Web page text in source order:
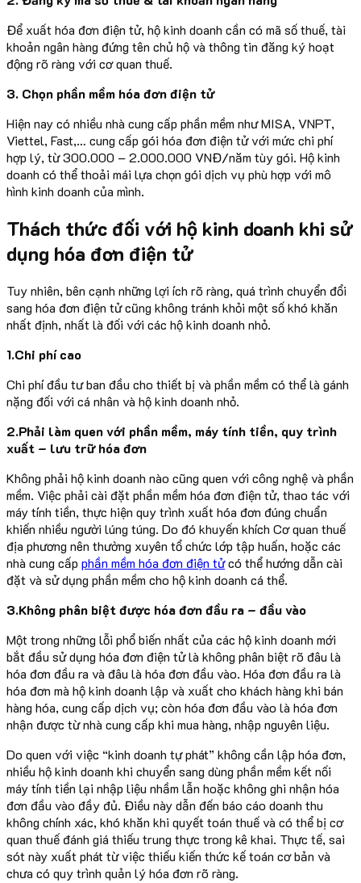
Để xuất hóa đơn điện tử, hộ kinh doanh cần có mã số thuế, tài
khoản ngân hàng đứng tên chủ hộ và thông tin đăng ký hoạt
động rõ ràng với cơ quan thuế.
3. Chọn phần mềm hóa đơn điện tử
Hiện nay có nhiều nhà cung cấp phần mềm như MISA, VNPT,
Viettel, Fast,… cung cấp gói hóa đơn điện tử với mức chi phí
hợp lý, từ 300.000 – 2.000.000 VNĐ/năm tùy gói. Hộ kinh
doanh có thể thoải mái lựa chọn gói dịch vụ phù hợp với mô
hình kinh doanh của mình.
Thách thức đối với hộ kinh doanh khi sử
dụng hóa đơn điện tử
Tuy nhiên, bên cạnh những lợi ích rõ ràng, quá trình chuyển đổi
sang hóa đơn điện tử cũng không tránh khỏi một số khó khăn
nhất định, nhất là đối với các hộ kinh doanh nhỏ.
1.Chi phí cao
Chi phí đầu tư ban đầu cho thiết bị và phần mềm có thể là gánh
nặng đối với cá nhân và hộ kinh doanh nhỏ.
2.Phải làm quen với phần mềm, máy tính tiền, quy trình
xuất – lưu trữ hóa đơn
Không phải hộ kinh doanh nào cũng quen với công nghệ và phần
mềm. Việc phải cài đặt phần mềm hóa đơn điện tử, thao tác với
máy tính tiền, thực hiện quy trình xuất hóa đơn đúng chuẩn
khiến nhiều người lúng túng. Do đó khuyến khích Cơ quan thuế
địa phương nên thường xuyên tổ chức lớp tập huấn, hoặc các
nhà cung cấp phần mềm hóa đơn điện tửcó thể hướng dẫn cài
đặt và sử dụng phần mềm cho hộ kinh doanh cá thể.
3.Không phân biệt được hóa đơn đầu ra – đầu vào
Một trong những lỗi phổ biến nhất của các hộ kinh doanh mới
bắt đầu sử dụng hóa đơn điện tử là không phân biệt rõ đâu là
hóa đơn đầu ra và đâu là hóa đơn đầu vào. Hóa đơn đầu ra là
hóa đơn mà hộ kinh doanh lập và xuất cho khách hàng khi bán
hàng hóa, cung cấp dịch vụ; còn hóa đơn đầu vào là hóa đơn
nhận được từ nhà cung cấp khi mua hàng, nhập nguyên liệu.
Do quen với việc “kinh doanh tự phát” không cần lập hóa đơn,
nhiều hộ kinh doanh khi chuyển sang dùng phần mềm kết nối
máy tính tiền lại nhập liệu nhầm lẫn hoặc không ghi nhận hóa
đơn đầu vào đầy đủ. Điều này dẫn đến báo cáo doanh thu
không chính xác, khó khăn khi quyết toán thuế và có thể bị cơ
quan thuế đánh giá thiếu trung thực trong kê khai. Thực tế, sai
sót này xuất phát từ việc thiếu kiến thức kế toán cơ bản và
chưa có quy trình quản lý hóa đơn rõ ràng.